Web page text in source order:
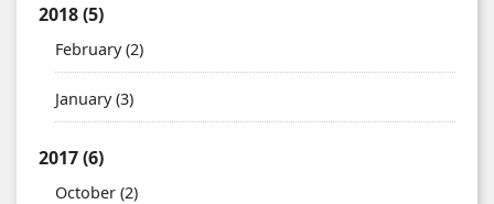
2018(5)
February(2)
January(3)
2017(6)
October (2)